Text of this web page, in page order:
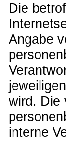
Die
Angabe
wird. Die
interne